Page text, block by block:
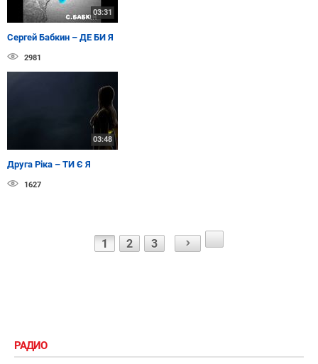
03:31
Сергей Бабкин – ДЕ БИ Я
2981
03:48
Друга Ріка – ТИ Є Я
1627
1 2 3
РАДИО